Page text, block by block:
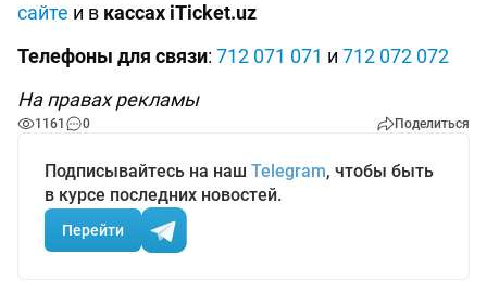
сайте и в кассах iTicket.uz
Телефоны для связи: 712 071 071 и 712 072 072
На правах рекламы
1161 0 Поделиться
Подписывайтесь на наш Telegram, чтобы быть
в курсе последних новостей.
Перейти